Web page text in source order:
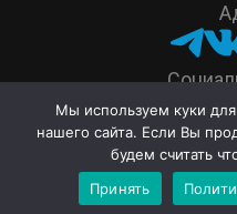
+7
Умная
Мы используем куки
нашего сайта. Если Вы
будем считать
Принять